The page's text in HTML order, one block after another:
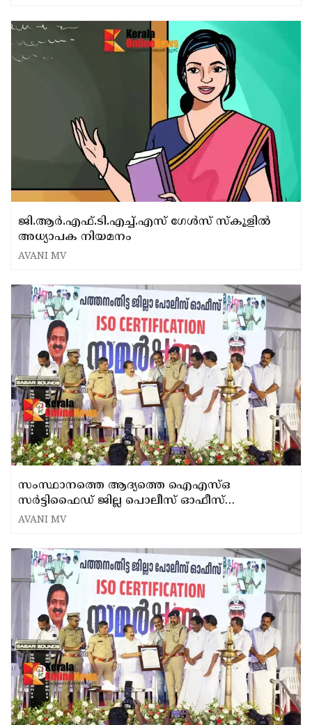
ജി.ആർ.എഫ്.ടി.എച്ച്.എസ് ഗേൾസ് സ്‌കൂളിൽ
അധ്യാപക നിയമനം
AVANI MV
സംസ്ഥാനത്തെ ആദ്യത്തെ ഐഎസ്ഒ
സർട്ടിഫൈഡ് ജില്ല പൊലീസ് ഓഫീസ്
പത്തനംതിട്ടയിൽ
AVANI MV